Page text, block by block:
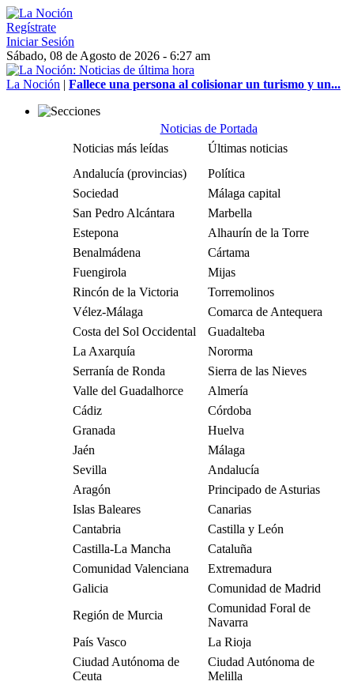
Regístrate
Iniciar Sesión
Sábado, 08 de Agosto de 2026 - 6:27 am
La Noción | Fallece una persona al colisionar un turismo y un...
Noticias de Portada
Noticias más leídas
Últimas noticias
Andalucía (provincias)
Política
Sociedad
Málaga capital
San Pedro Alcántara
Marbella
Estepona
Alhaurín de la Torre
Benalmádena
Cártama
Fuengirola
Mijas
Rincón de la Victoria
Torremolinos
Vélez-Málaga
Comarca de Antequera
Costa del Sol Occidental
Guadalteba
La Axarquía
Nororma
Serranía de Ronda
Sierra de las Nieves
Valle del Guadalhorce
Almería
Cádiz
Córdoba
Granada
Huelva
Jaén
Málaga
Sevilla
Andalucía
Aragón
Principado de Asturias
Islas Baleares
Canarias
Cantabria
Castilla y León
Castilla-La Mancha
Cataluña
Comunidad Valenciana
Extremadura
Galicia
Comunidad de Madrid
Región de Murcia
Comunidad Foral de
Navarra
País Vasco
La Rioja
Ciudad Autónoma de
Ceuta
Ciudad Autónoma de
Melilla